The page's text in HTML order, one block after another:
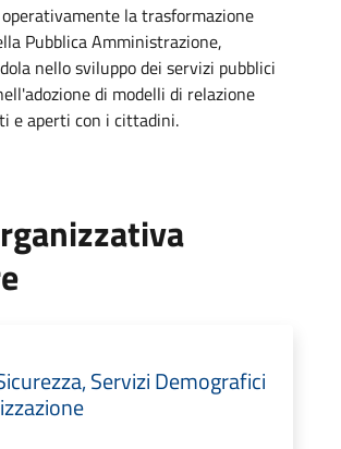
la trasformazione
Pubblica Amministrazione,
nello sviluppo dei servizi pubblici
di modelli di relazione
e aperti con i cittadini.
Servizi Demografici